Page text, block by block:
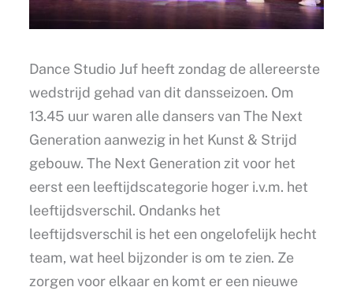
Dance Studio Juf heeft zondag de allereerste
wedstrijd gehad van dit dansseizoen. Om
13.45 uur waren alle dansers van The Next
Generation aanwezig in het Kunst & Strijd
gebouw. The Next Generation zit voor het
eerst een leeftijdscategorie hoger i.v.m. het
leeftijdsverschil. Ondanks het
leeftijdsverschil is het een ongelofelijk hecht
team, wat heel bijzonder is om te zien. Ze
zorgen voor elkaar en komt er een nieuwe